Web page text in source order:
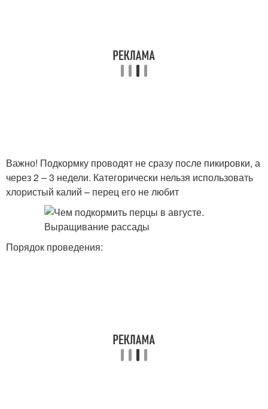
Важно! Подкормку проводят не сразу после пикировки, а
через 2 – 3 недели. Категорически нельзя использовать
хлористый калий – перец его не любит
Порядок проведения: